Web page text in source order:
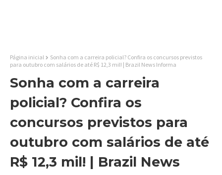
Página inicial
Sonha com a carreira policial? Confira os concursos previstos
para outubro com salários de até R$ 12,3 mil! | Brazil News Informa
Sonha com a carreira
policial? Confira os
concursos previstos para
outubro com salários de até
R$ 12,3 mil! | Brazil News